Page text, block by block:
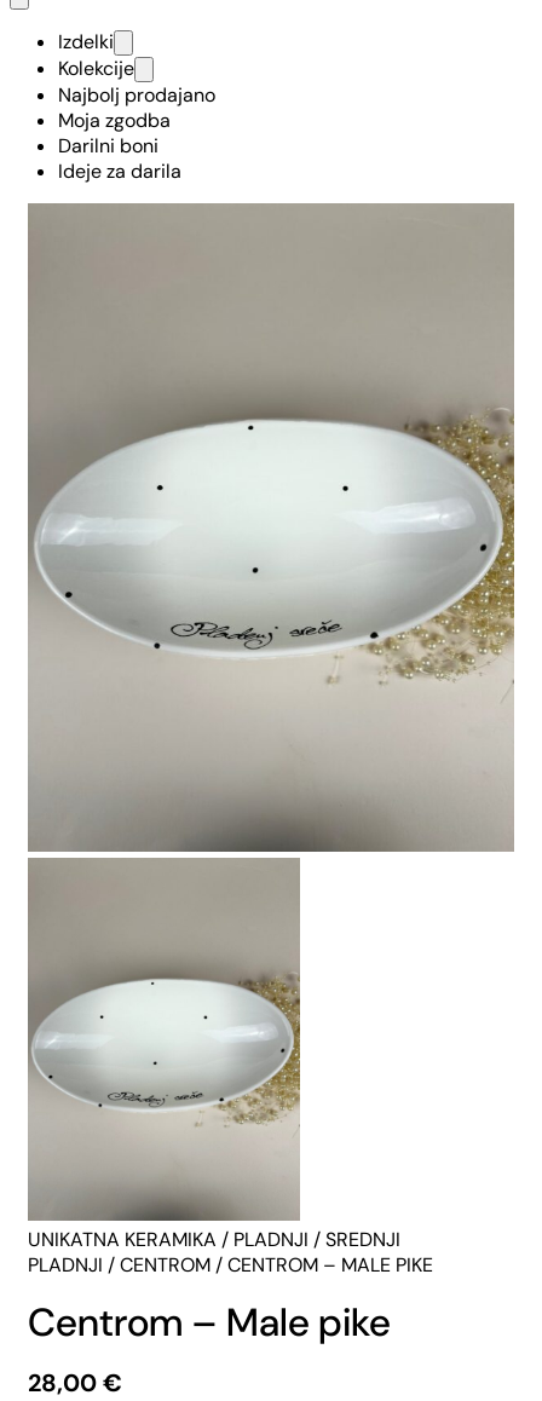
Izdelki
Kolekcije
Najbolj prodajano
Moja zgodba
Darilni boni
Ideje za darila
UNIKATNA KERAMIKA / PLADNJI /SREDNJI
PLADNJI /CENTROM / CENTROM – MALE PIKE
Centrom – Male pike
28,00€